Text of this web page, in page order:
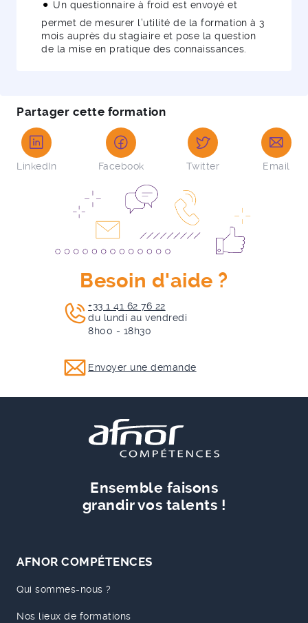
Un questionnaire à froid est envoyé et
permet de mesurer l’utilité de la formation à 3
mois auprès du stagiaire et pose la question
de la mise en pratique des connaissances.
Partager cette formation
LinkedIn Facebook Twitter Email
Besoin d'aide ?
+33 1 41 62 76 22
du lundi au vendredi
8h00 - 18h30
Envoyer une demande
Ensemble faisons
grandir vos talents !
AFNOR COMPÉTENCES
Qui sommes-nous ?
Nos lieux de formations